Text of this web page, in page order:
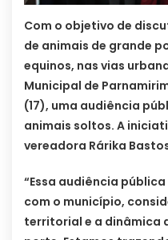
Com o objetivo de
de animais de grande
equinos, nas vias
Municipal de
(17), uma audiência
animais soltos. A
vereadora Rárika
“Essa audiência
com o município,
territorial e a dinâmica